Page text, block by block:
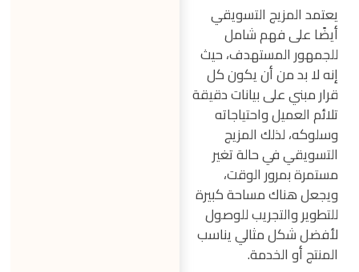
يعتمد المزيج التسويقي
أيضًا على فهم شامل
للجمهور المستهدف، حيث
إنه لا بد من أن يكون كل
قرار مبني على بيانات دقيقة
تلائم العميل واحتياجاته
وسلوكه، لذلك المزيج
التسويقي في حالة تغير
مستمرة بمرور الوقت،
ويجعل هناك مساحة كبيرة
للتطوير والتجريب للوصول
لأفضل شكل مثالي يناسب
المنتج أو الخدمة.